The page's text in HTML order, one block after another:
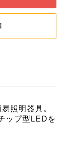
照明器具。
ップ型LEDを